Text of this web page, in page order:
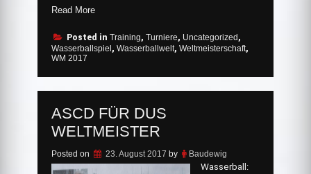
Read More„Rheinhausens
50-
Masters
den
TOP-
Ten
der
Wasserballwelt“
Posted in Training, Turniere, Uncategorized ,
Wasserballspiel , Wasserballwelt, Weltmeisterschaft,
WM 2017
ASCD FÜR DUS
WELTMEISTER
Posted on 23. August 2017 by Baudewig
Wasserball: